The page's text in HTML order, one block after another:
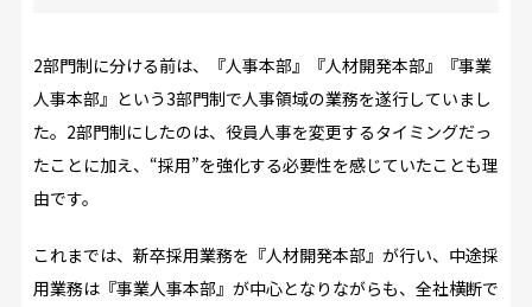
2部門制に分ける前は、『人事本部』『人材開発本部』『事業
人事本部』という3部門制で人事領域の業務を遂行していまし
た。2部門制にしたのは、役員人事を変更するタイミングだっ
たことに加え、“採用”を強化する必要性を感じていたことも理
由です。
これまでは、新卒採用業務を『人材開発本部』が行い、中途採
用業務は『事業人事本部』が中心となりながらも、全社横断で